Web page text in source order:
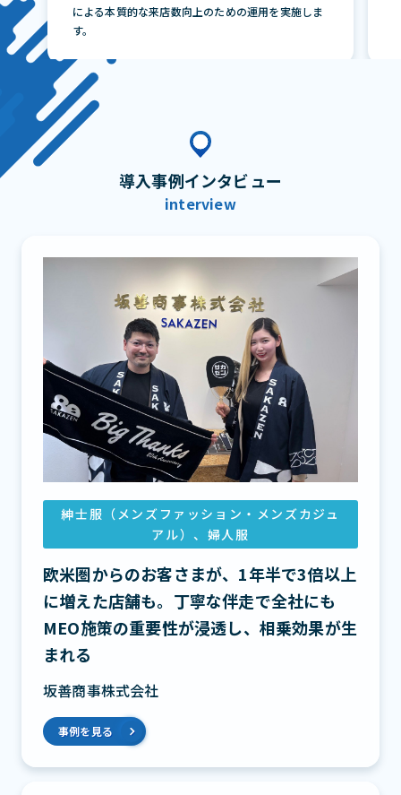
による本質的な来店数向上のための運用を実施しま
す。
導入事例インタビュー
interview
紳士服（メンズファッション・メンズカジュ
アル）、婦人服
欧米圏からのお客さまが、1年半で3倍以上
に増えた店舗も。丁寧な伴走で全社にも
MEO施策の重要性が浸透し、相乗効果が生
まれる
坂善商事株式会社
事例を見る